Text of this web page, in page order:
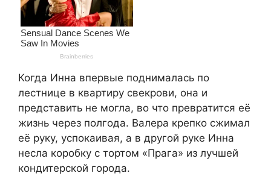
Когда Инна впервые поднималась по
лестнице в квартиру свекрови, она и
представить не могла, во что превратится её
жизнь через полгода. Валера крепко сжимал
её руку, успокаивая, а в другой руке Инна
несла коробку с тортом «Прага» из лучшей
кондитерской города.